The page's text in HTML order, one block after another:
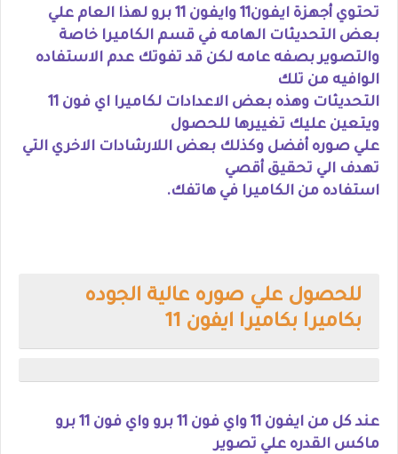
تحتوي أجهزة ايفون11 وايفون 11 برو لهذا العام علي
بعض التحديثات الهامه في قسم الكاميرا خاصة
والتصوير بصفه عامه لكن قد تفوتك عدم الاستفاده
الوافيه من تلك
التحديثات وهذه بعض الاعدادات لكاميرا اي فون 11
ويتعين عليك تغييرها للحصول
علي صوره أفضل وكذلك بعض اللارشادات الاخري التي
تهدف الي تحقيق أقصي
استفاده من الكاميرا في هاتفك.
للحصول علي صوره عالية الجوده
بكاميرا بكاميرا ايفون 11
عند كل من ايفون 11 واي فون 11 برو واي فون 11 برو
ماكس القدره علي تصوير